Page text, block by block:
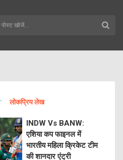
लोकप्रिय लेख
INDW Vs BANW:
एशिया कप फाइनल में
भारतीय महिला क्रिकेट टीम
की शानदार एंट्री